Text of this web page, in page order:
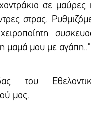
σε μαύρες
στρας.
μαμά μου με
του
μας.